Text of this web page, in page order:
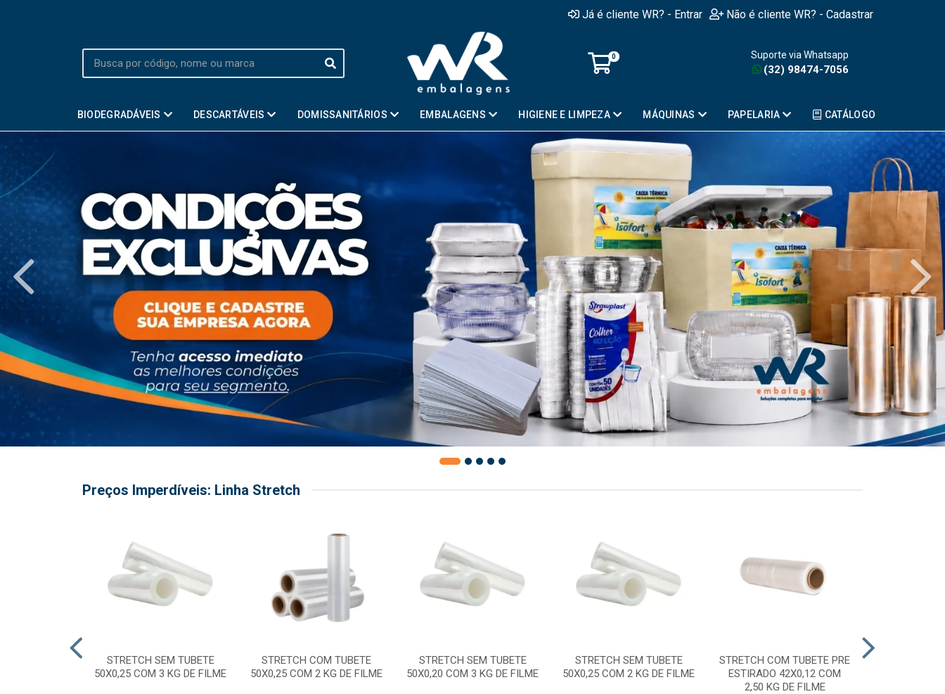
Já é cliente WR? - Entrar Não é cliente WR? - Cadastrar
0 Suporte via Whatsapp
(32) 98474-7056
BIODEGRADÁVEIS DESCARTÁVEIS DOMISSANITÁRIOS EMBALAGENS HIGIENE E LIMPEZA MÁQUINAS PAPELARIA CATÁLOGO
Preços Imperdíveis: Linha Stretch
STRETCH SEM TUBETE
50X0,25 COM 3 KG DE FILME
STRETCH COM TUBETE
50X0,25 COM 2 KG DE FILME
STRETCH SEM TUBETE
50X0,20 COM 3 KG DE FILME
STRETCH SEM TUBETE
50X0,25 COM 2 KG DE FILME
STRETCH COM TUBETE PRE
ESTIRADO 42X0,12 COM
2,50 KG DE FILME